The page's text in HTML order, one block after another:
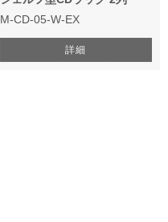
M-CD-05-W-EX
詳細